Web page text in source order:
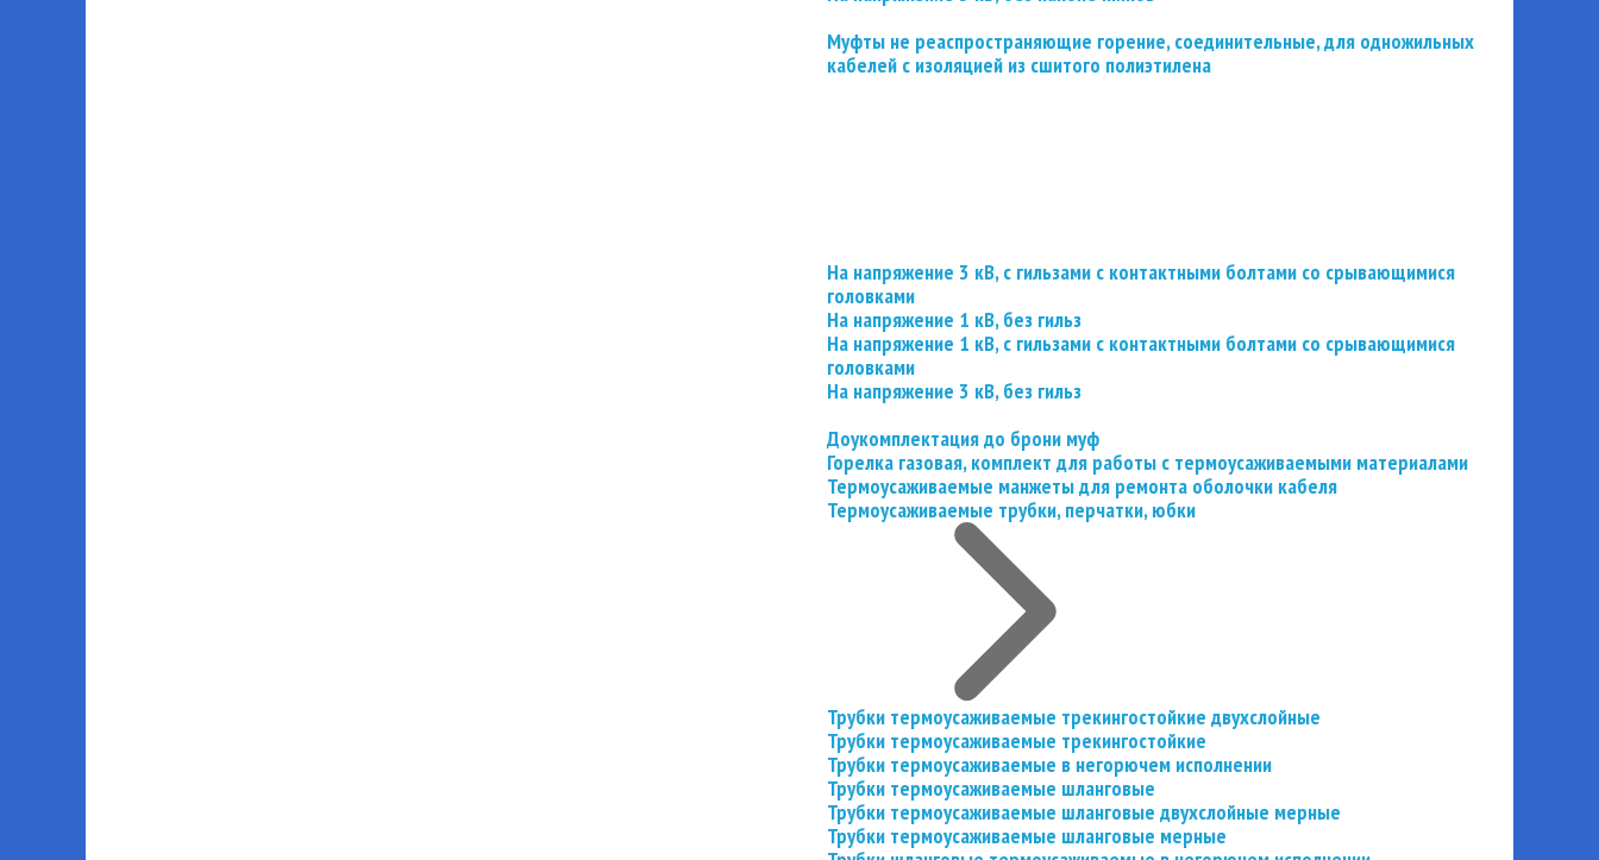
Муфты не реаспространяющие горение, соединительные, для одножильных
кабелей с изоляцией из сшитого полиэтилена
На напряжение 3 кВ, с гильзами с контактными болтами со срывающимися
головками
На напряжение 1 кВ, без гильз
На напряжение 1 кВ, с гильзами с контактными болтами со срывающимися
головками
На напряжение 3 кВ, без гильз
Доукомплектация до брони муф
Горелка газовая, комплект для работы с термоусаживаемыми материалами
Термоусаживаемые манжеты для ремонта оболочки кабеля
Термоусаживаемые трубки, перчатки, юбки
Трубки термоусаживаемые трекингостойкие двухслойные
Трубки термоусаживаемые трекингостойкие
Трубки термоусаживаемые в негорючем исполнении
Трубки термоусаживаемые шланговые
Трубки термоусаживаемые шланговые двухслойные мерные
Трубки термоусаживаемые шланговые мерные